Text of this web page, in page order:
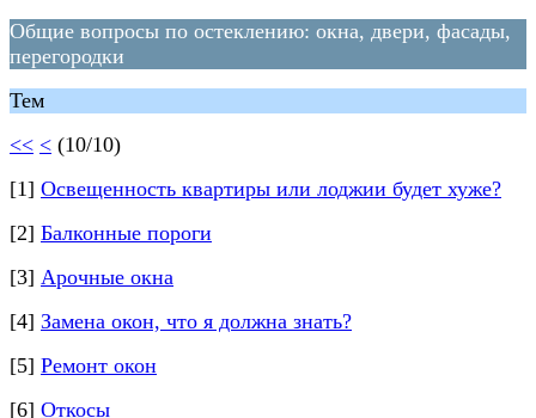
Общие вопросы по остеклению: окна, двери, фасады,
перегородки
Тем
<< < (10/10)
[1] Освещенность квартиры или лоджии будет хуже?
[2] Балконные пороги
[3] Арочные окна
[4] Замена окон, что я должна знать?
[5] Ремонт окон
[6] Откосы